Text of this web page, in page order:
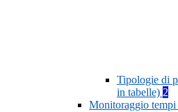
Tipologie di
in tabelle) 2
Monitoraggio tempi